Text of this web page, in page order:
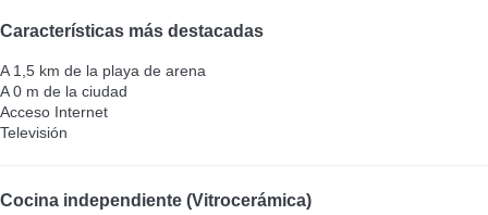
Características más destacadas
A 1,5 km de la playa de arena
A 0 m de la ciudad
Acceso Internet
Televisión
Cocina independiente (Vitrocerámica)